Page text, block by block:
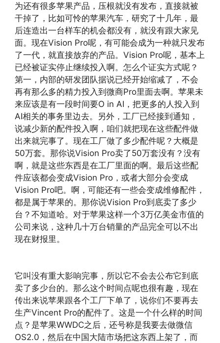
为还有很多苹果产品，压根就没有发布，直接就被
干掉了，比如可怜的苹果汽车，研究了十几年，最
后连造出一台样车的机会都没有，就没有跟大家见
面。现在Vision Pro呢，有可能会成为一种就只发布
了一代，就直接放弃的产品。Vision Pro呢，基本上
已经被证实停止继续投入啊。怎么个证实方式呢？
第一，内部的研发团队据说已经开始缩减了，不会
再有那么多的精力投入到微商Pro里面去啊。苹果未
来应该是有一段时间要O in AI，把更多的人投入到
AI相关的事务里边去。另外，工厂已经接到通知，
说减少新的配件投入啊，咱们就把现在这些配件做
出来就完事了。现在工厂做了多少配件呢？大概是
50万套。那你说Vision Pro卖了50万套没有？没有
啊，就是这些东西是在工厂里面的啊。最后这些配
件应该都会变成Vision Pro，或者大部分会变成
Vision Pro吧。啊，可能还有一些会变成维修配件，
都是属于苹果的。那你说Vision Pro到底卖了多少
台？不知道哈。对于苹果这样一个3万亿美金市值的
公司来说，这种几十万台销量的产品完全可以不出
现在财报里。
它叫没有重大影响完事，所以它不会去公布它到底
卖了多少台的。那么这个时间点呢也很有趣，现在
传出来说苹果跟各个工厂下单了，说你们不要再去
生产Vincent Pro的配件了。这是一个什么样的时间
点？是苹果WWDC之后，还号称是我要去做微信
OS2.0，然后在中国大陆市场把这东西上架了，而